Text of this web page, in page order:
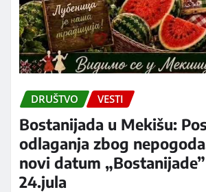
DRUŠTVO VESTI
Bostanijada u Mekišu:
odlaganja zbog
novi datum
24.jula